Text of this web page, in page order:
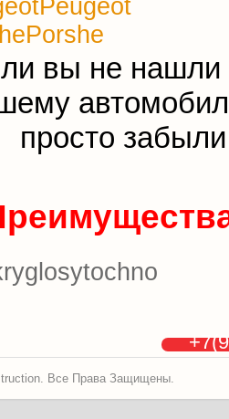
Peugeot
Porshe
вы не нашли
просто
Все Права Защищены.